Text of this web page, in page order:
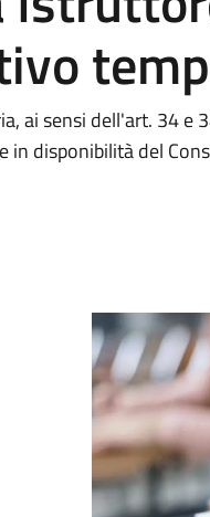
ai sensi dell'art. 34 e
in disponibilità del